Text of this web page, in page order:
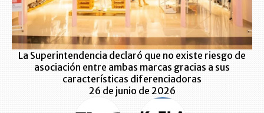
La Superintendencia declaró que no existe riesgo de
asociación entre ambas marcas gracias a sus
características diferenciadoras
26 de junio de 2026